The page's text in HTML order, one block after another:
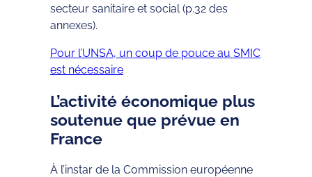
secteur sanitaire et social (p.32 des
annexes).
Pour l’UNSA, un coup de pouce au SMIC
est nécessaire
L’activité économique plus
soutenue que prévue en
France
À l’instar de la Commission européenne